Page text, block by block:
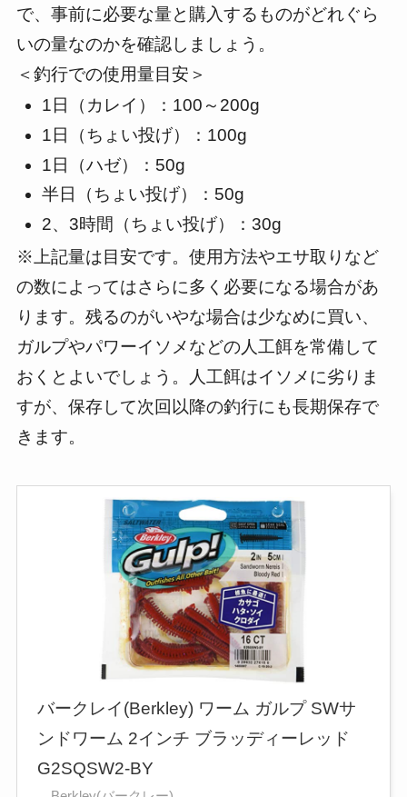
で、事前に必要な量と購入するものがどれぐら
いの量なのかを確認しましょう。
＜釣行での使用量目安＞
1日（カレイ）：100～200g
1日（ちょい投げ）：100g
1日（ハゼ）：50g
半日（ちょい投げ）：50g
2、3時間（ちょい投げ）：30g
※上記量は目安です。使用方法やエサ取りなど
の数によってはさらに多く必要になる場合があ
ります。残るのがいやな場合は少なめに買い、
ガルプやパワーイソメなどの人工餌を常備して
おくとよいでしょう。人工餌はイソメに劣りま
すが、保存して次回以降の釣行にも長期保存で
きます。
バークレイ(Berkley) ワーム ガルプ SWサ
ンドワーム 2インチ ブラッディーレッド
G2SQSW2-BY